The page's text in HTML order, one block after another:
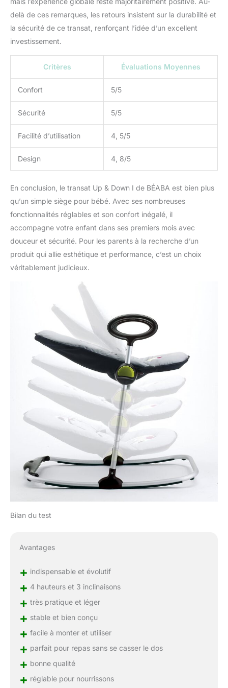
delà de ces remarques, les retours insistent sur la durabilité et
la sécurité de ce transat, renforçant l’idée d’un excellent
investissement.
Critères Évaluations Moyennes
Confort 5/5
Sécurité 5/5
Facilité d’utilisation 4, 5/5
Design 4, 8/5
En conclusion, le transat Up & Down I de BÉABA est bien plus
qu’un simple siège pour bébé. Avec ses nombreuses
fonctionnalités réglables et son confort inégalé, il
accompagne votre enfant dans ses premiers mois avec
douceur et sécurité. Pour les parents à la recherche d’un
produit qui allie esthétique et performance, c’est un choix
véritablement judicieux.
Bilan du test
Avantages
+ indispensable et évolutif
+ 4 hauteurs et 3 inclinaisons
+ très pratique et léger
+ stable et bien conçu
+ facile à monter et utiliser
+ parfait pour repas sans se casser le dos
+ bonne qualité
+ réglable pour nourrissons